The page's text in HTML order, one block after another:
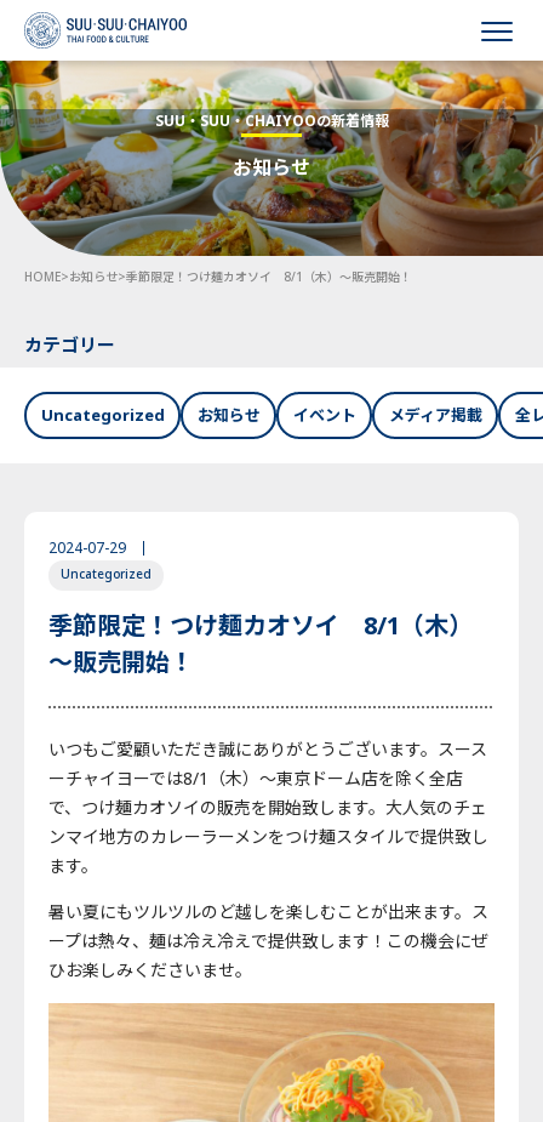
HOME
会社概要
事業内容
採用情報
お知らせ
お問い合わせ
English Japanese
SUU・SUU・CHAIYOOの新着情報
お知らせ
HOME>お知らせ>季節限定！つけ麺カオソイ 8/1（木）～販売開始！
カテゴリー
Uncategorized お知らせ イベント メディア掲載 全
2024-07-29
Uncategorized
季節限定！つけ麺カオソイ 8/1（木）
～販売開始！
いつもご愛顧いただき誠にありがとうございます。スース
ーチャイヨーでは8/1（木）～東京ドーム店を除く全店
で、つけ麺カオソイの販売を開始致します。大人気のチェ
ンマイ地方のカレーラーメンをつけ麺スタイルで提供致し
ます。
暑い夏にもツルツルのど越しを楽しむことが出来ます。ス
ープは熱々、麺は冷え冷えで提供致します！この機会にぜ
ひお楽しみくださいませ。